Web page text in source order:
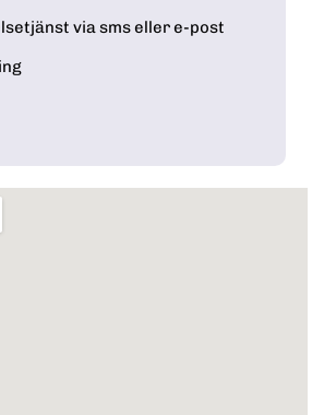
via sms eller e-post